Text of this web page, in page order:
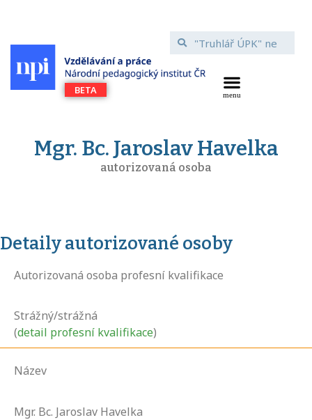
Mgr. Bc. Jaroslav Havelka
autorizovaná osoba
Detaily autorizované osoby
Autorizovaná osoba profesní kvalifikace
Strážný/strážná
(detail profesní kvalifikace)
Název
Mgr. Bc. Jaroslav Havelka